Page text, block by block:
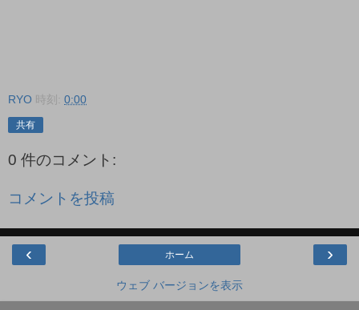
RYO 時刻: 0:00
共有
0 件のコメント:
コメントを投稿
‹ ›
ホーム
ウェブ バージョンを表示